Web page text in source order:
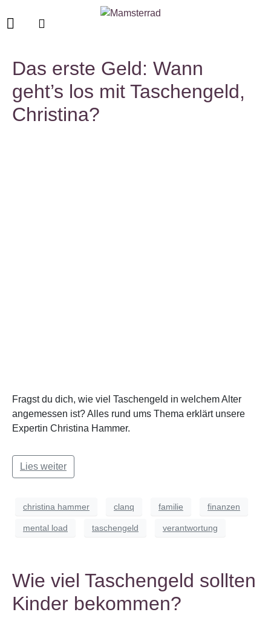
Das erste Geld: Wann
geht’s los mit Taschengeld,
Christina?
Fragst du dich, wie viel Taschengeld in welchem Alter
angemessen ist? Alles rund ums Thema erklärt unsere
Expertin Christina Hammer.
Lies weiter
christina hammer clanq familie finanzen
mental load taschengeld verantwortung
Wie viel Taschengeld sollten
Kinder bekommen?